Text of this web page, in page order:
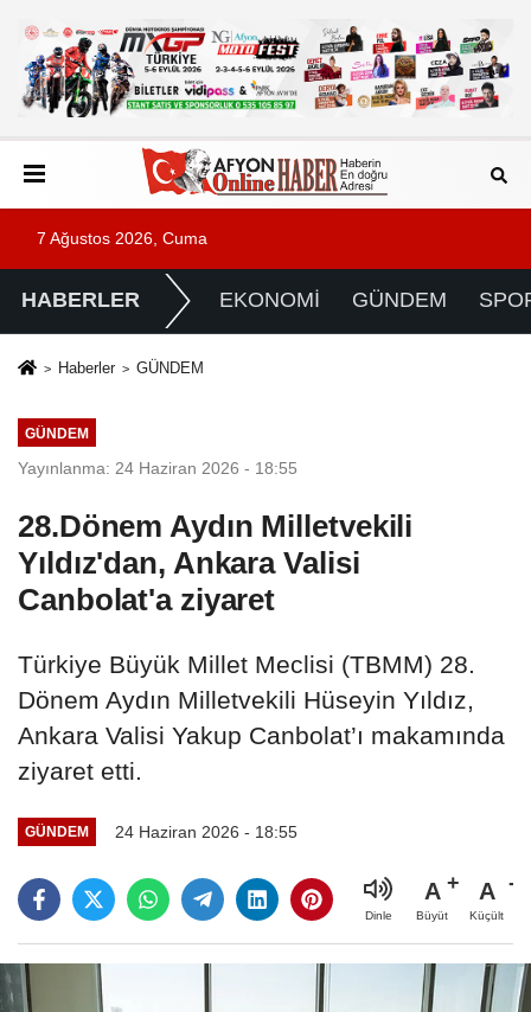
7 Ağustos 2026, Cuma
HABERLER EKONOMİ GÜNDEM
Haberler GÜNDEM
GÜNDEM
Yayınlanma: 24 Haziran 2026 - 18:55
28.Dönem Aydın Milletvekili
Yıldız'dan, Ankara Valisi
Canbolat'a ziyaret
Türkiye Büyük Millet Meclisi (TBMM) 28.
Dönem Aydın Milletvekili Hüseyin Yıldız,
Ankara Valisi Yakup Canbolat’ı makamında
ziyaret etti.
GÜNDEM 24 Haziran 2026 - 18:55
Dinle
A
Büyüt
A
Küçült